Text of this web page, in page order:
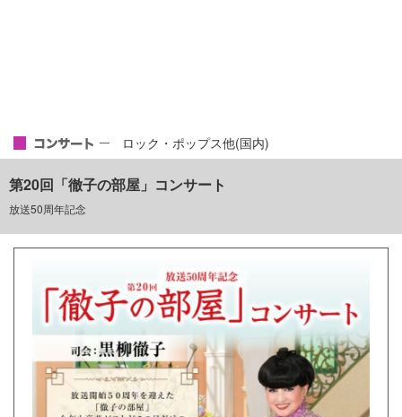
ロック・ポップス他(国内)
第20回「徹子の部屋」コンサート
放送50周年記念